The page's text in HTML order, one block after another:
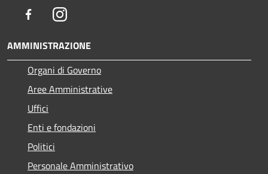
FacebookInstagram
AMMINISTRAZIONE
Organi di Governo
Aree Amministrative
Uffici
Enti e fondazioni
Politici
Personale Amministrativo